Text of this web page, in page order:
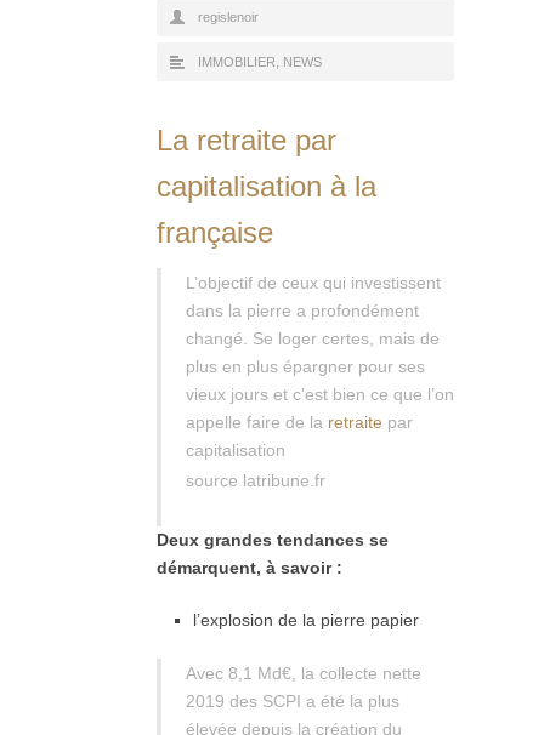
regislenoir
IMMOBILIER NEWS
La retraite par
capitalisation à la
française
L’objectif de ceux qui investissent
dans la pierre a profondément
changé. Se loger certes, mais de
plus en plus épargner pour ses
vieux jours et c’est bien ce que l’on
appelle faire de la retraite par
capitalisation
source latribune.fr
Deux grandes tendances se
démarquent, à savoir :
l’explosion de la pierre papier
Avec 8,1 Md€, la collecte nette
2019 des SCPI a été la plus
élevée depuis la création du